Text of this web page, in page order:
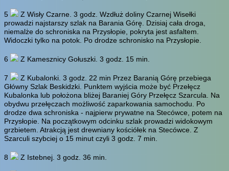
5 Z Wisły Czarne. 3 godz. Wzdłuż doliny Czarnej Wisełki
prowadzi najstarszy szlak na Barania Górę. Dzisiaj cała droga,
niemalże do schroniska na Przysłopie, pokryta jest asfaltem.
Widoczki tylko na potok. Po drodze schronisko na Przysłopie.
6 Z Kamesznicy Gołuszki. 3 godz. 15 min.
7 Z Kubalonki. 3 godz. 22 min Przez Baranią Górę przebiega
Główny Szlak Beskidzki. Punktem wyjścia może być Przełęcz
Kubalonka lub położona bliżej Baraniej Góry Przełęcz Szarcula. Na
obydwu przełęczach możliwość zaparkowania samochodu. Po
drodze dwa schroniska - najpierw prywatne na Stecówce, potem na
Przysłopie. Na początkowym odcinku szlak prowadzi widokowym
grzbietem. Atrakcją jest drewniany kościółek na Stecówce. Z
Szarculi szybciej o 15 minut czyli 3 godz. 7 min.
8 Z Istebnej. 3 godz. 36 min.